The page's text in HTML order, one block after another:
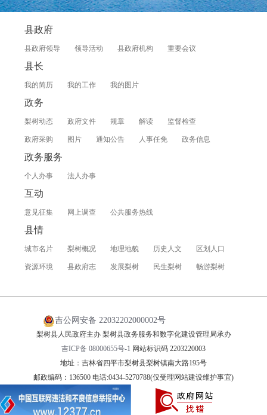
县政府
县政府领导 领导活动 县政府机构 重要会议
县长
我的简历 我的工作 我的图片
政务
梨树动态 政府文件 规章 解读 监督检查
政府采购 图片 通知公告 人事任免 政务信息
政务服务
个人办事 法人办事
互动
意见征集 网上调查 公共服务热线
县情
城市名片 梨树概况 地理地貌 历史人文 区划人口
资源环境 县政府志 发展梨树 民生梨树 畅游梨树
吉公网安备 22032202000002号
梨树县人民政府主办 梨树县政务服务和数字化建设管理局承办
吉ICP备 08000655号-1 网站标识码 2203220003
地址：吉林省四平市梨树县梨树镇南大路195号
邮政编码：136500 电话:0434-5270788(仅受理网站建设维护事宜)